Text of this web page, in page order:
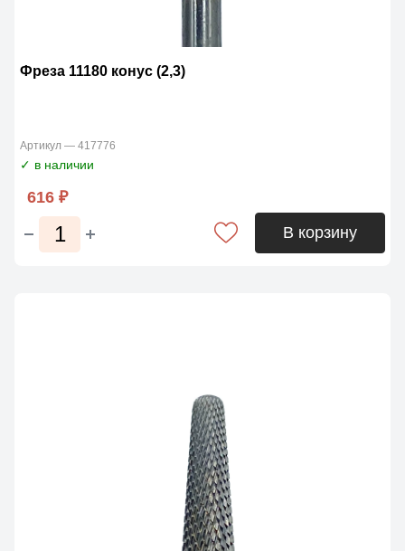
Фреза 11180 конус (2,3)
Артикул — 417776
✓ в наличии
616 ₽
В корзину